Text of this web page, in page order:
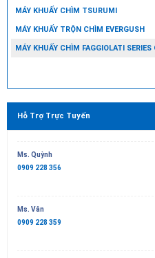
MÁY KHUẤY CHÌM TSURUMI
MÁY KHUẤY TRỘN CHÌM EVERGUSH
MÁY KHUẤY CHÌM FAGGIOLATI SERIES
Hỗ Trợ Trực Tuyến
Ms. Quỳnh
0909 228 356
Ms. Vân
0909 228 359